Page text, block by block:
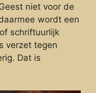
niet voor de
wordt een
schriftuurlijk
verzet tegen
Dat is